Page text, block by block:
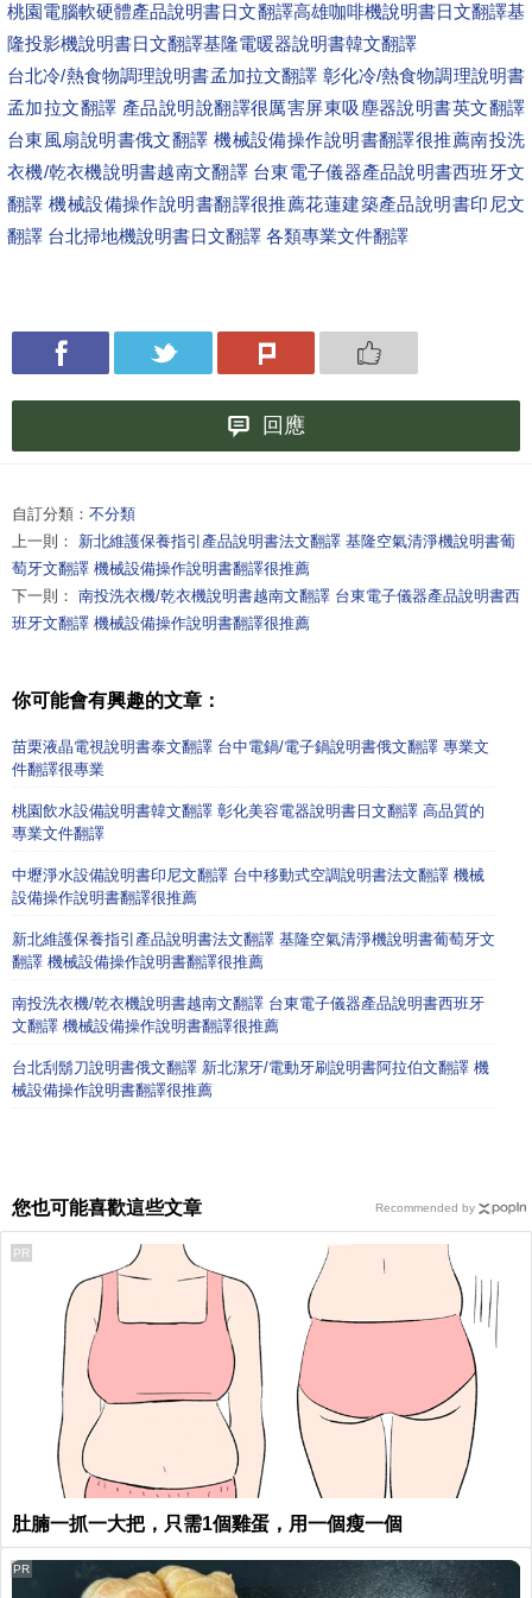
桃園電腦軟硬體產品說明書日文翻譯高雄咖啡機說明書日文翻譯基
隆投影機說明書日文翻譯基隆電暖器說明書韓文翻譯
台北冷/熱食物調理說明書孟加拉文翻譯 彰化冷/熱食物調理說明書
孟加拉文翻譯 產品說明說翻譯很厲害屏東吸塵器說明書英文翻譯
台東風扇說明書俄文翻譯 機械設備操作說明書翻譯很推薦南投洗
衣機/乾衣機說明書越南文翻譯 台東電子儀器產品說明書西班牙文
翻譯 機械設備操作說明書翻譯很推薦花蓮建築產品說明書印尼文
翻譯 台北掃地機說明書日文翻譯 各類專業文件翻譯
回應
自訂分類： 不分類
上一則： 新北維護保養指引產品說明書法文翻譯 基隆空氣清淨機說明書葡
萄牙文翻譯 機械設備操作說明書翻譯很推薦
下一則： 南投洗衣機/乾衣機說明書越南文翻譯 台東電子儀器產品說明書西
班牙文翻譯 機械設備操作說明書翻譯很推薦
你可能會有興趣的文章：
苗栗液晶電視說明書泰文翻譯 台中電鍋/電子鍋說明書俄文翻譯 專業文
件翻譯很專業
桃園飲水設備說明書韓文翻譯 彰化美容電器說明書日文翻譯 高品質的
專業文件翻譯
中壢淨水設備說明書印尼文翻譯 台中移動式空調說明書法文翻譯 機械
設備操作說明書翻譯很推薦
新北維護保養指引產品說明書法文翻譯 基隆空氣清淨機說明書葡萄牙文
翻譯 機械設備操作說明書翻譯很推薦
南投洗衣機/乾衣機說明書越南文翻譯 台東電子儀器產品說明書西班牙
文翻譯 機械設備操作說明書翻譯很推薦
台北刮鬍刀說明書俄文翻譯 新北潔牙/電動牙刷說明書阿拉伯文翻譯 機
械設備操作說明書翻譯很推薦
您也可能喜歡這些文章
肚腩一抓一大把，只需1個雞蛋，用一個瘦一個
PR
PR
Recommended by